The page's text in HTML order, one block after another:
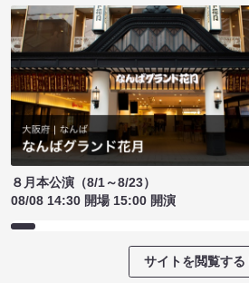
８月本公演（8/1～8/23）
08/08 14:30 開場 15:00 開演
サイトを閲覧する